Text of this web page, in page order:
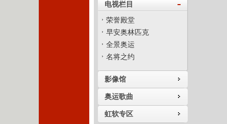
电视栏目
荣誉殿堂
早安奥林匹克
全景奥运
名将之约
影像馆
奥运歌曲
虹软专区